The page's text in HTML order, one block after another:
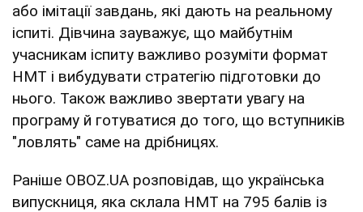
або імітації завдань, які дають на реальному
іспиті. Дівчина зауважує, що майбутнім
учасникам іспиту важливо розуміти формат
НМТ і вибудувати стратегію підготовки до
нього. Також важливо звертати увагу на
програму й готуватися до того, що вступників
"ловлять" саме на дрібницях.
Раніше OBOZ.UA розповідав, що українська
випускниця, яка склала НМТ на 795 балів із